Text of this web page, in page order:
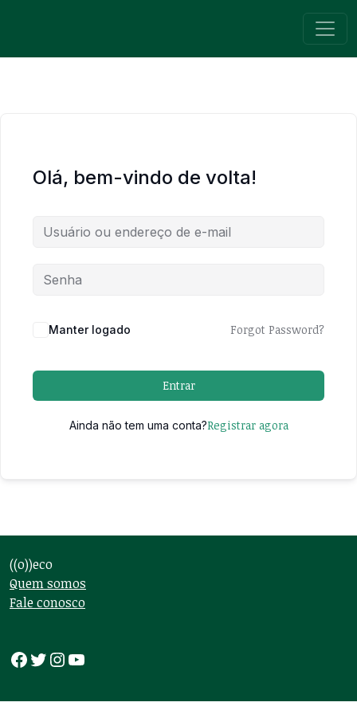
Olá, bem-vindo de volta!
Manter logado Forgot Password?
Entrar
Ainda não tem uma conta?Registrar agora
((o))eco
Quem somos
Fale conosco
Facebook
Twitter
Instagram
Youtube